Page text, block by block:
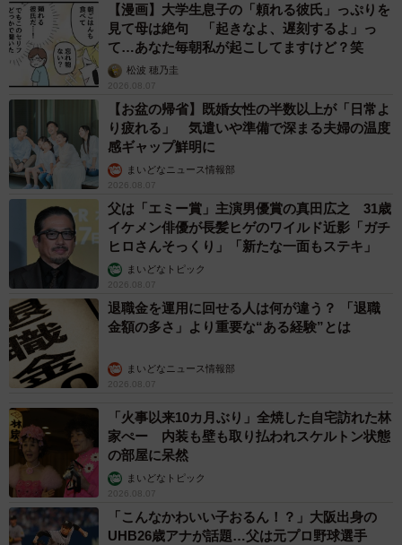
【漫画】大学生息子の「頼れる彼氏」っぷりを
見て母は絶句 「起きなよ、遅刻するよ」っ
て…あなた毎朝私が起こしてますけど？笑
松波 穂乃圭
2026.08.07
【お盆の帰省】既婚女性の半数以上が「日常よ
り疲れる」 気遣いや準備で深まる夫婦の温度
感ギャップ鮮明に
まいどなニュース情報部
2026.08.07
父は「エミー賞」主演男優賞の真田広之 31歳
イケメン俳優が長髪ヒゲのワイルド近影「ガチ
ヒロさんそっくり」「新たな一面もステキ」
まいどなトピック
2026.08.07
退職金を運用に回せる人は何が違う？ 「退職
金額の多さ」より重要な“ある経験”とは
まいどなニュース情報部
2026.08.07
「火事以来10カ月ぶり」全焼した自宅訪れた林
家ぺー 内装も壁も取り払われスケルトン状態
の部屋に呆然
まいどなトピック
2026.08.07
「こんなかわいい子おるん！？」大阪出身の
UHB26歳アナが話題…父は元プロ野球選手